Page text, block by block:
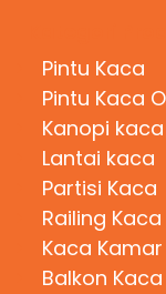
Pintu Kaca
Pintu Kaca
Kanopi kaca
Lantai kaca
Partisi Kaca
Railing Kaca
Kaca
Balkon Kaca